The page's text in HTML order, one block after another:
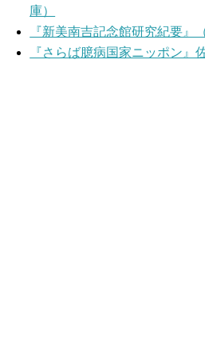
庫）
『新美南吉記念館研究紀要』
『さらば臆病国家ニッポン』